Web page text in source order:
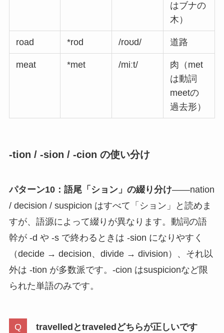
はブナの
木）
road *rod /roʊd/ 道路
meat *met /miːt/
肉（met
は動詞
meetの
過去形）
-tion / -sion / -cion の使い分け
パターン10：語尾「ション」の綴り分け——nation
/ decision / suspicion はすべて「ション」と読めま
すが、語源によって綴りが異なります。動詞の語
幹が -d や -s で終わるときは -sion になりやすく
（decide → decision、divide → division）、それ以
外は -tion が多数派です。-cion はsuspicionなど限
られた単語のみです。
travelledとtraveledどちらが正しいです